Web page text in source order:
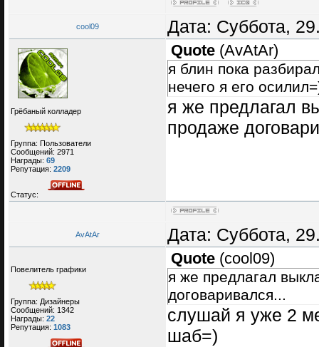
cool09 Дата: Суббота,
Грёбаный колладер
Группа: Пользователи
Сообщений: 2971
Награды: 69
Репутация: 2209
Статус:
Quote (AvAtAr)
я блин пока
нечего я его
я же предлагал
продаже
AvAtAr Дата: Суббота,
Повелитель графики
Группа: Дизайнеры
Сообщений: 1342
Награды: 22
Репутация: 1083
Quote (cool09)
я же предлагал
договаривался...
слушай я уже 2
шаб=)